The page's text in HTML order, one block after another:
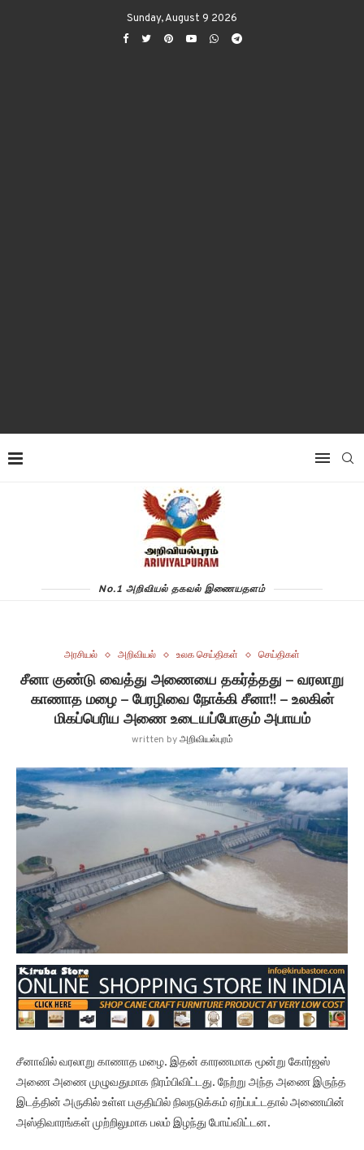
Sunday, August 9 2026
No.1 அறிவியல் தகவல் இணையதளம்
அரசியல் அறிவியல் உலக செய்திகள் செய்திகள்
சீனா குண்டு வைத்து அணையை தகர்த்தது – வரலாறு
காணாத மழை – பேரழிவை நோக்கி சீனா!! – உலகின்
மிகப்பெரிய அணை உடையப்போகும் அபாயம்
written byஅறிவியல்புரம்
சீனாவில் வரலாறு காணாத மழை. இதன் காரணமாக மூன்று கோர்ஜஸ்
அணை அணை முழுவதுமாக நிரம்பிவிட்டது. நேற்று அந்த அணை இருந்த
இடத்தின் அருகில் உள்ள பகுதியில் நிலநடுக்கம் ஏற்ப்பட்டதால் அணையின்
அஸ்திவாரங்கள் முற்றிலுமாக பலம் இழந்து போய்விட்டன.